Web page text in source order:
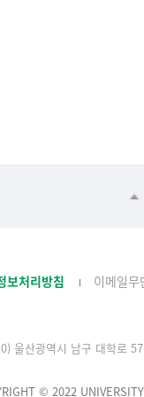
로
된
보처리방침 이메일무
울산광역시 남구 대학로
© 2022